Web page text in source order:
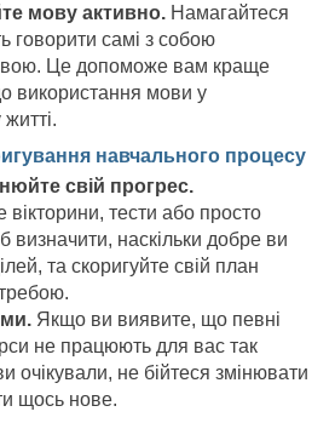
мову активно. Намагайтеся
говорити самі з собою
Це допоможе вам краще
використання мови у
навчального процесу
свій прогрес.
вікторини, тести або просто
визначити, наскільки добре ви
та скоригуйте свій план
Якщо ви виявите, що певні
не працюють для вас так
очікували, не бійтеся змінювати
щось нове.